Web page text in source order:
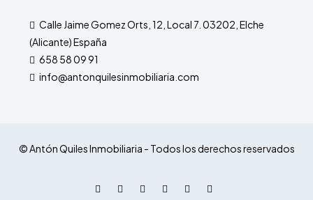
Calle Jaime Gomez Orts, 12, Local 7. 03202, Elche
(Alicante) España
658 58 09 91
info@antonquilesinmobiliaria.com
© Antón Quiles Inmobiliaria - Todos los derechos reservados